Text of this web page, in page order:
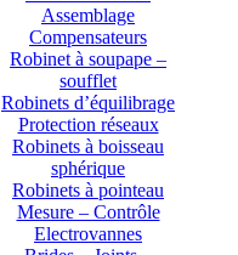
Assemblage
Compensateurs
Robinet à soupape –
soufflet
Robinets d’équilibrage
Protection réseaux
Robinets à boisseau
sphérique
Robinets à pointeau
Mesure – Contrôle
Electrovannes